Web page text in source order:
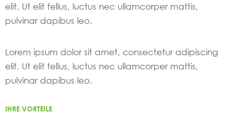
elit. Ut elit tellus, luctus nec ullamcorper mattis,
pulvinar dapibus leo.
Lorem ipsum dolor sit amet, consectetur adipiscing
elit. Ut elit tellus, luctus nec ullamcorper mattis,
pulvinar dapibus leo.
IHRE VORTEILE